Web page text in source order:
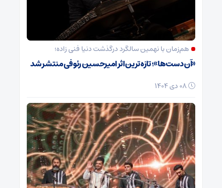
هم‌زمان با نهمین سالگرد درگذشت دنیا فنی زاده؛
«آن دست‌ها»؛ تازه‌ترین اثر امیرحسین رئوفی منتشر شد